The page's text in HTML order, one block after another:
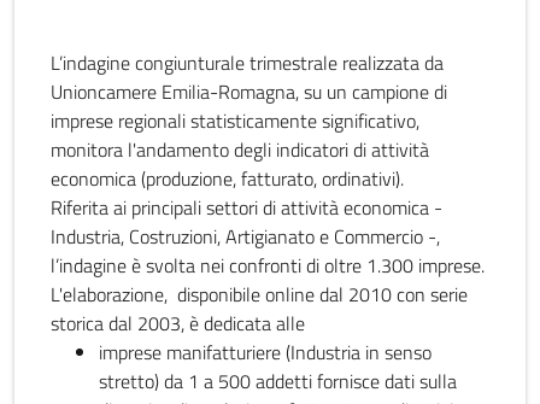
L’indagine congiunturale trimestrale realizzata da
Unioncamere Emilia-Romagna, su un campione di
imprese regionali statisticamente significativo,
monitora l'andamento degli indicatori di attività
economica (produzione, fatturato, ordinativi).
Riferita ai principali settori di attività economica -
Industria, Costruzioni, Artigianato e Commercio -,
l’indagine è svolta nei confronti di oltre 1.300 imprese.
L'elaborazione, disponibile online dal 2010 con serie
storica dal 2003, è dedicata alle
imprese manifatturiere (Industria in senso
stretto) da 1 a 500 addetti fornisce dati sulla